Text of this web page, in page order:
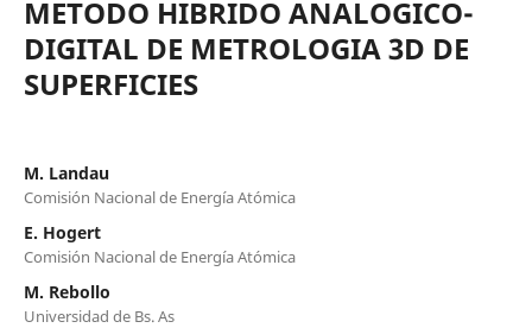
METODO HIBRIDO ANALOGICO-
DIGITAL DE METROLOGIA 3D DE
SUPERFICIES
M. Landau
Comisión Nacional de Energía Atómica
E. Hogert
Comisión Nacional de Energía Atómica
M. Rebollo
Universidad de Bs. As